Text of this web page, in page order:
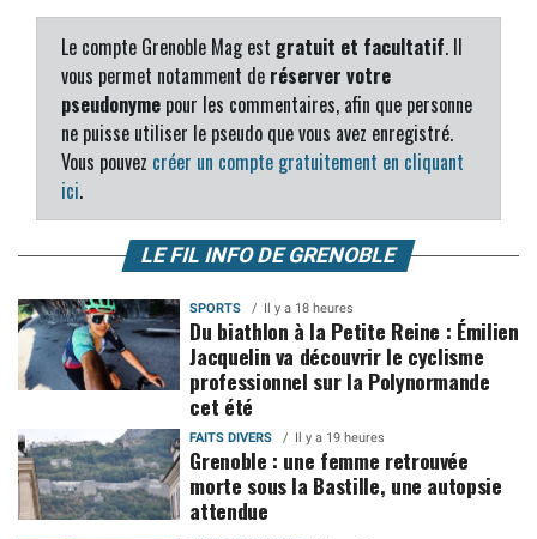
Le compte Grenoble Mag est gratuit et facultatif. Il
vous permet notamment de réserver votre
pseudonyme pour les commentaires, afin que personne
ne puisse utiliser le pseudo que vous avez enregistré.
Vous pouvez créer un compte gratuitement en cliquant
ici.
LE FIL INFO DE GRENOBLE
SPORTS Il y a 18 heures
Du biathlon à la Petite Reine : Émilien
Jacquelin va découvrir le cyclisme
professionnel sur la Polynormande
cet été
FAITS DIVERS Il y a 19 heures
Grenoble : une femme retrouvée
morte sous la Bastille, une autopsie
attendue